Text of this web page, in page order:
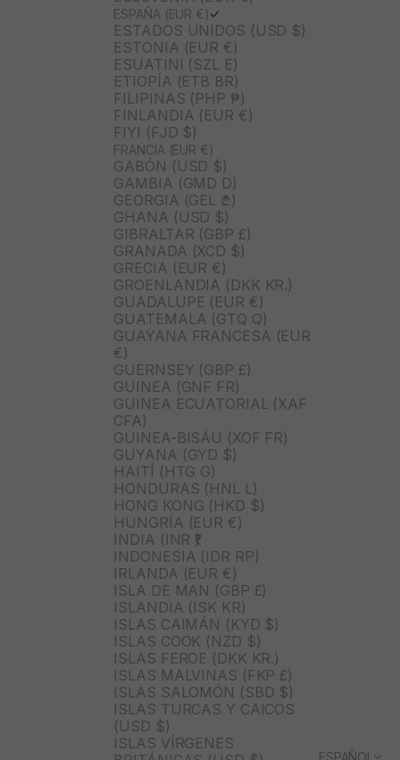
ESPAÑA (EUR €)
ESTADOS UNIDOS (USD $)
ESTONIA (EUR €)
ESUATINI (SZL E)
ETIOPÍA (ETB BR)
FILIPINAS (PHP ₱)
FINLANDIA (EUR €)
FIYI (FJD $)
FRANCIA (EUR €)
GABÓN (USD $)
GAMBIA (GMD D)
GEORGIA (GEL ₾)
GHANA (USD $)
GIBRALTAR (GBP £)
GRANADA (XCD $)
GRECIA (EUR €)
GROENLANDIA (DKK KR.)
GUADALUPE (EUR €)
GUATEMALA (GTQ Q)
GUAYANA FRANCESA (EUR
€)
GUERNSEY (GBP £)
GUINEA (GNF FR)
GUINEA ECUATORIAL (XAF
CFA)
GUINEA-BISÁU (XOF FR)
GUYANA (GYD $)
HAITÍ (HTG G)
HONDURAS (HNL L)
HONG KONG (HKD $)
HUNGRÍA (EUR €)
INDIA (INR ₹)
INDONESIA (IDR RP)
IRLANDA (EUR €)
ISLA DE MAN (GBP £)
ISLANDIA (ISK KR)
ISLAS CAIMÁN (KYD $)
ISLAS COOK (NZD $)
ISLAS FEROE (DKK KR.)
ISLAS MALVINAS (FKP £)
ISLAS SALOMÓN (SBD $)
ISLAS TURCAS Y CAICOS
(USD $)
ISLAS VÍRGENES
ESPAÑOL